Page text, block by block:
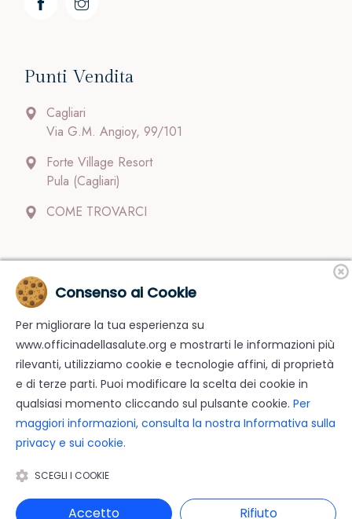
Punti Vendita
Cagliari
Via G.M. Angioy, 99/101
Forte Village Resort
Pula (Cagliari)
COME TROVARCI
Contatti
Il personale si occupa dei clienti con attenzione e
dedizione.Pagamenti; Spedizioni; Reso.
info@officinadellasalute.org
(+39) 070 31 10 122
BESAM SRL P.IVA 02661630927 Privacy Cookies| © 2022
Consenso ai Cookie
Per migliorare la tua esperienza su
www.officinadellasalute.org e mostrarti le informazioni più
rilevanti, utilizziamo cookie e tecnologie affini, di proprietà
e di terze parti. Puoi modificare la scelta dei cookie in
qualsiasi momento cliccando sul pulsante cookie. Per
maggiori informazioni, consulta la nostra Informativa sulla
privacy e sui cookie.
SCEGLI I COOKIE
Accetto Rifiuto